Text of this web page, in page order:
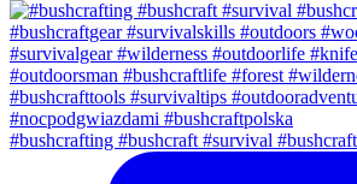
#bushcrafting #bushcraft #survival